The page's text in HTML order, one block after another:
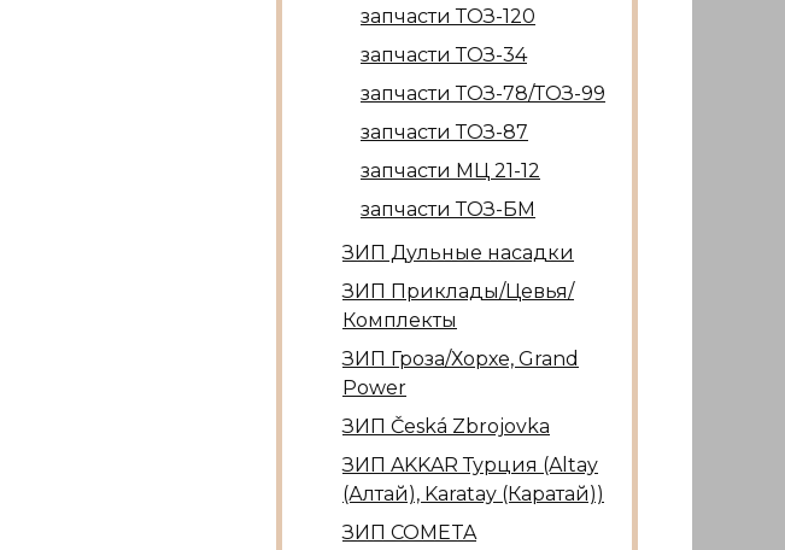
запчасти ТОЗ-120
запчасти ТОЗ-34
запчасти ТОЗ-78/ТОЗ-99
запчасти ТОЗ-87
запчасти МЦ 21-12
запчасти ТОЗ-БМ
ЗИП Дульные насадки
ЗИП Приклады/Цевья/
Комплекты
ЗИП Гроза/Хорхе, Grand
Power
ЗИП Česká Zbrojovka
ЗИП AKKAR Турция (Altay
(Алтай), Karatay (Каратай))
ЗИП COMETA